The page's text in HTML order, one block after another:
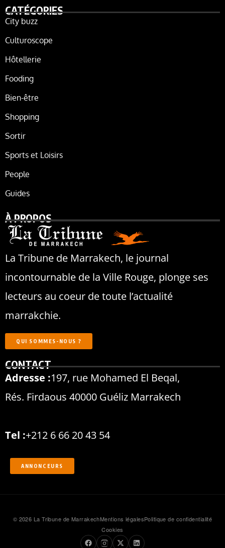
CATÉGORIES
City buzz
Culturoscope
Hôtellerie
Fooding
Bien-être
Shopping
Sortir
Sports et Loisirs
People
Guides
À PROPOS
La Tribune de Marrakech, le journal
incontournable de la Ville Rouge, plonge ses
lecteurs au coeur de toute l’actualité
marrakchie.
QUI SOMMES-NOUS ?
CONTACT
Adresse :197, rue Mohamed El Beqal,
Rés. Firdaous 40000 Guéliz Marrakech
Tel :+212 6 66 20 43 54
ANNONCEURS
© 2026 La Tribune de MarrakechMentions légalesPolitique de confidentialité
Cookies